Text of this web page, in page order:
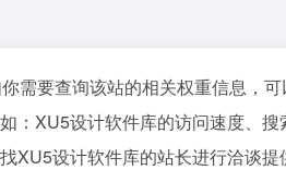
需要查询该站的相关权重信息，
：XU5设计软件库的访问速度、
XU5设计软件库的站长进行洽谈提